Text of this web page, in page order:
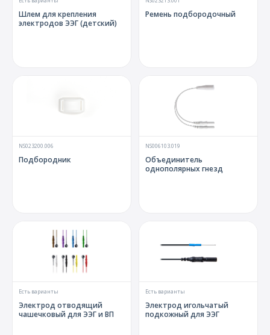
Шлем для крепления
электродов ЭЭГ (детский)
Ремень подбородочный
NS023200.006
Подбородник
NS006103.019
Объединитель
однополярных гнезд
Есть варианты
Электрод отводящий
чашечковый для ЭЭГ и ВП
Есть варианты
Электрод игольчатый
подкожный для ЭЭГ